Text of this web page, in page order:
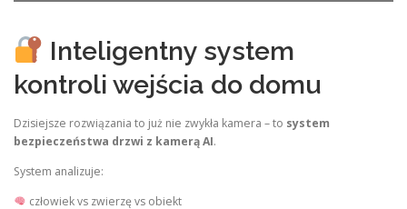
Inteligentny system
kontroli wejścia do domu
Dzisiejsze rozwiązania to już nie zwykła kamera – to system
bezpieczeństwa drzwi z kamerą AI.
System analizuje:
człowiek vs zwierzę vs obiekt